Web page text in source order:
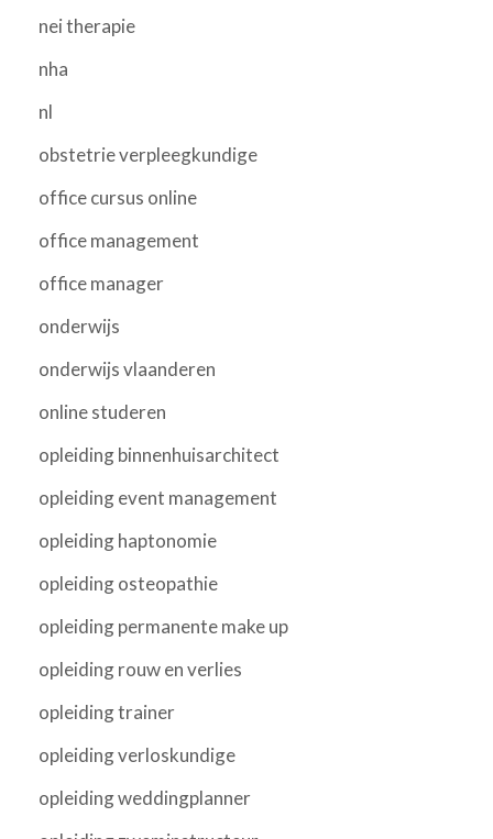
nei therapie
nha
nl
obstetrie verpleegkundige
office cursus online
office management
office manager
onderwijs
onderwijs vlaanderen
online studeren
opleiding binnenhuisarchitect
opleiding event management
opleiding haptonomie
opleiding osteopathie
opleiding permanente make up
opleiding rouw en verlies
opleiding trainer
opleiding verloskundige
opleiding weddingplanner